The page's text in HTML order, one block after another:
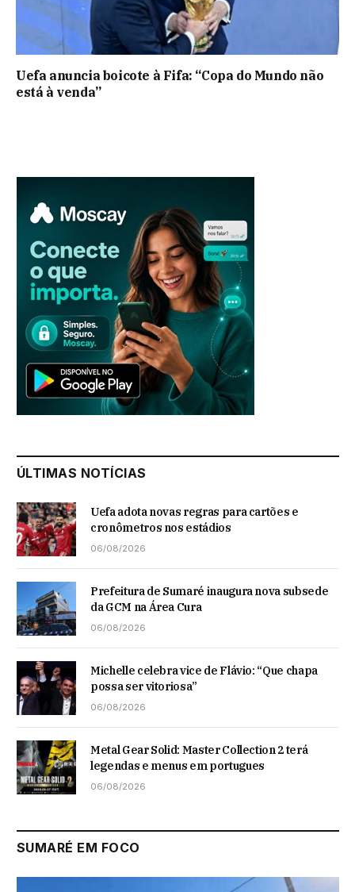
Uefa anuncia boicote à Fifa: “Copa do Mundo não
está à venda”
ÚLTIMAS NOTÍCIAS
Uefa adota novas regras para cartões e
cronômetros nos estádios
06/08/2026
Prefeitura de Sumaré inaugura nova subsede
da GCM na Área Cura
06/08/2026
Michelle celebra vice de Flávio: “Que chapa
possa ser vitoriosa”
06/08/2026
Metal Gear Solid: Master Collection 2 terá
legendas e menus em portugues
06/08/2026
SUMARÉ EM FOCO